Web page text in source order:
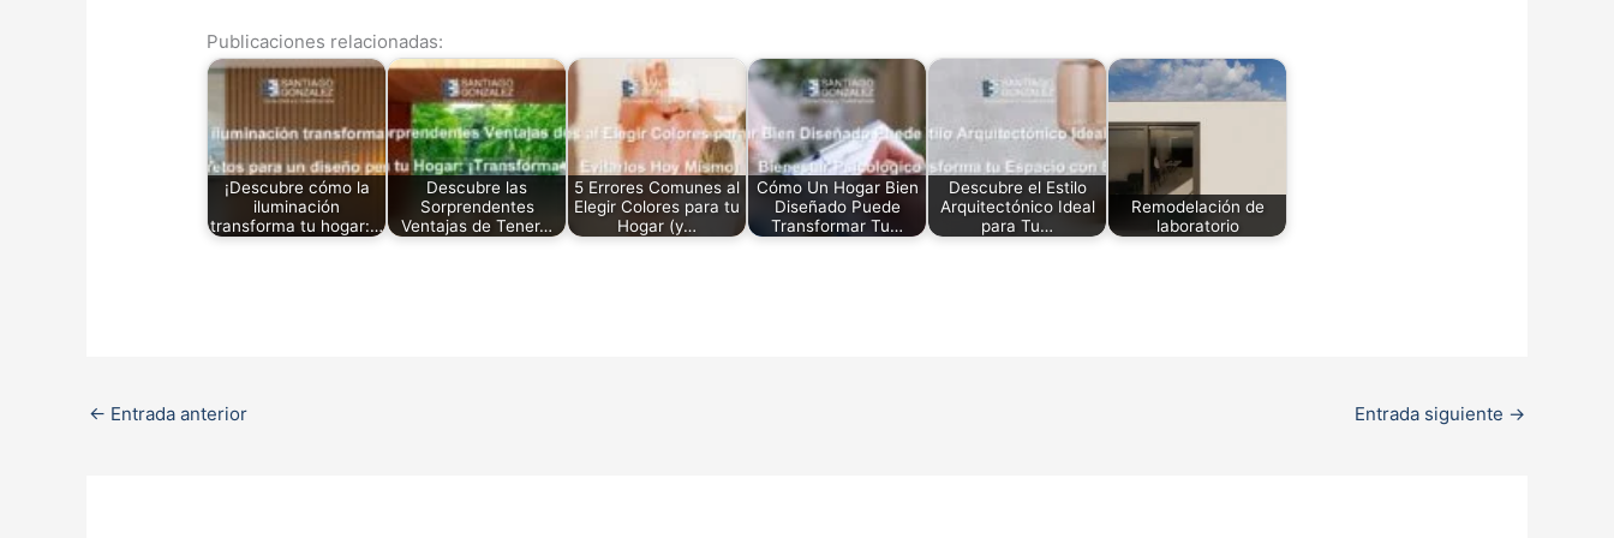
Publicaciones relacionadas:
¡Descubre cómo la
iluminación
transforma tu hogar:…
Descubre las
Sorprendentes
Ventajas de Tener…
5 Errores Comunes al
Elegir Colores para tu
Hogar (y…
Cómo Un Hogar Bien
Diseñado Puede
Transformar Tu…
Descubre el Estilo
Arquitectónico Ideal
para Tu…
Remodelación de
laboratorio
← Entrada anterior Entrada siguiente →